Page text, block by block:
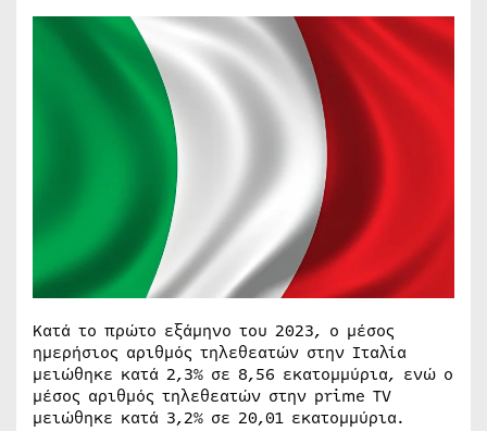
Κατά το πρώτο εξάμηνο του 2023, ο μέσος
ημερήσιος αριθμός τηλεθεατών στην Ιταλία
μειώθηκε κατά 2,3% σε 8,56 εκατομμύρια, ενώ ο
μέσος αριθμός τηλεθεατών στην prime TV
μειώθηκε κατά 3,2% σε 20,01 εκατομμύρια.